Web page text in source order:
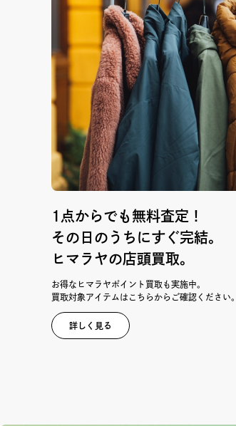
1点からでも無料査定！
その日のうちにすぐ完結。
ヒマラヤの店頭買取。
お得なヒマラヤポイント買取も実施中。
買取対象アイテムはこちらからご確認ください。
詳しく見る